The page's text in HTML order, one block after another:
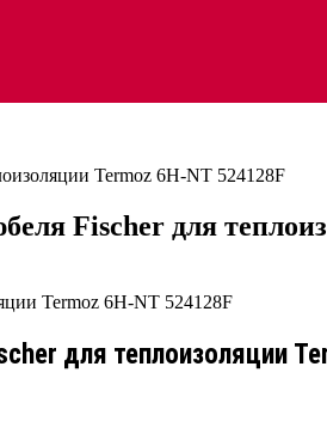
Termoz 6H-NT 524128F
Fischer для
для теплоизоляции